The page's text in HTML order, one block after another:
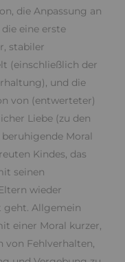
die Anpassung an
eine erste
stabiler
(einschließlich der
und die
von (entwerteter)
Liebe (zu den
Moral
Kindes, das
seinen
wieder
geht. Allgemein
einer Moral kurzer,
von Fehlverhalten,